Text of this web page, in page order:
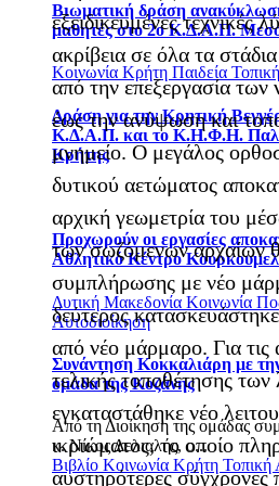
Βιωματική δράση
μαθητές στο 2ο Κ.Δ.Α.Π.
Κοινωνία Κρήτη Παιδεία
Δράση για την Κρητική
Κ.Δ.Α.Π. και το Κ.Η.Φ.Η.
Κρήτης
Προχωρούν οι εργασίες
Αθλητικό Κέντρο
Δυτική Μακεδονία Κοινωνία
Αυτοδιοίκηση
Συνάντηση Κοκκαλιάρη με
ομάδα της Κοζάνης
Από τη Διοίκηση της ομάδας
κ. Νίκος Δελιαλής, ο...
Βιβλίο Κοινωνία Κρήτη Τοπική
εξειδικευμένες τεχνικές
ακρίβεια σε όλα τα στάδια
από την επεξεργασία
έως την ανύψωση και
μνημείο. Ο μεγάλος
δυτικού αετώματος
αρχική γεωμετρία του
των σωζόμενων αρχαίων
συμπλήρωσης με νέο
δεύτερος
από νέο μάρμαρο. Για τις
τελικής τοποθέτησης των
εγκαταστάθηκε νέο
ικριώματος, το οποίο
αυστηρότερες σύγχρονες